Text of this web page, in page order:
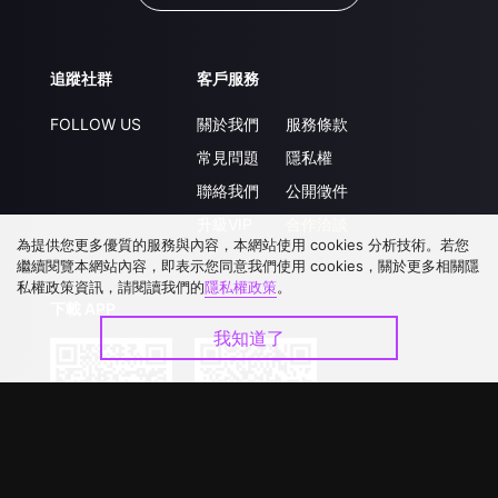
追蹤社群
FOLLOW US
客戶服務
關於我們
常見問題
聯絡我們
服務條款
隱私權
公開徵件
為提供您更多優質的服務與內容，本網站使用 cookies 分析技術。若您
繼續閱覽本網站內容，即表示您同意我們使用 cookies，關於更多相關隱
私權政策資訊，請閱讀我們的隱私權政策。
我知道了